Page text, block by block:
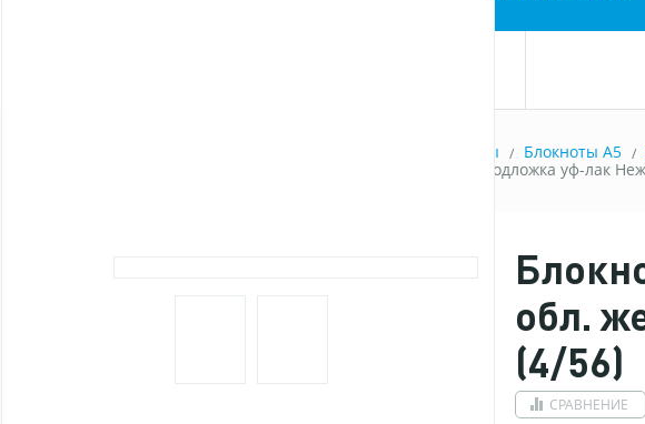
Блокноты Блокноты A5
Блокнот А5 80л гребень блок клетка карт. обл. жест. подложка уф-лак
обл.
(4/56)
СРАВНЕНИЕ